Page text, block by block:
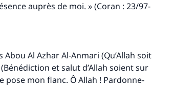
auprès de moi. » (Coran : 23/97-
Al Azhar Al-Anmari (Qu’Allah soit
et salut d’Allah soient sur
pose mon flanc. Ô Allah ! Pardonne-